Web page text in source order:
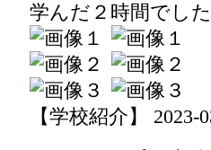
学んだ２時間でし
【学校紹介】 2023-